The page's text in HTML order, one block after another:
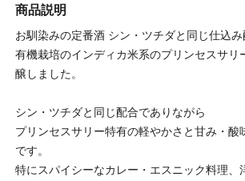
商品説明
お馴染みの定番酒 シン・ツチダと同じ仕込
有機栽培のインディカ米系のプリンセスサリ
醸しました。
シン・ツチダと同じ配合でありながら
プリンセスサリー特有の軽やかさと甘み・酸
です。
特にスパイシーなカレー・エスニック料理、